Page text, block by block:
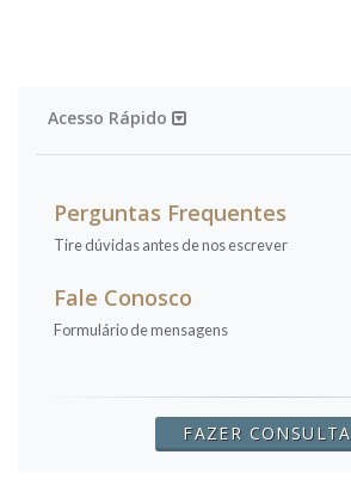
Acesso Rápido
Perguntas Frequentes
Tire dúvidas antes de nos escrever
Fale Conosco
Formulário de mensagens
FAZER CONSULTA